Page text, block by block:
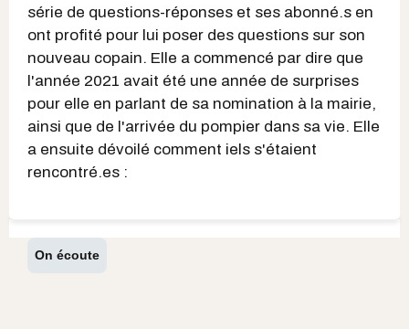
série de questions-réponses et ses abonné.s en
ont profité pour lui poser des questions sur son
nouveau copain. Elle a commencé par dire que
l'année 2021 avait été une année de surprises
pour elle en parlant de sa nomination à la mairie,
ainsi que de l'arrivée du pompier dans sa vie. Elle
a ensuite dévoilé comment iels s'étaient
rencontré.es :
On écoute